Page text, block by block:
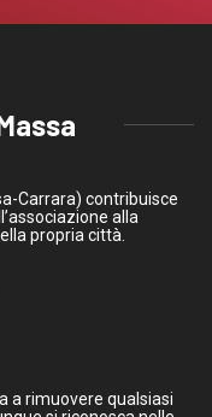
Carrara) contribuisce
alla
propria città.
a rimuovere qualsiasi